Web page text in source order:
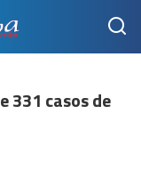
331 casos de